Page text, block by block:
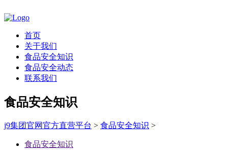
首页
关于我们
食品安全知识
食品安全动态
联系我们
食品安全知识
j9集团官网官方直营平台 > 食品安全知识 >
食品安全知识